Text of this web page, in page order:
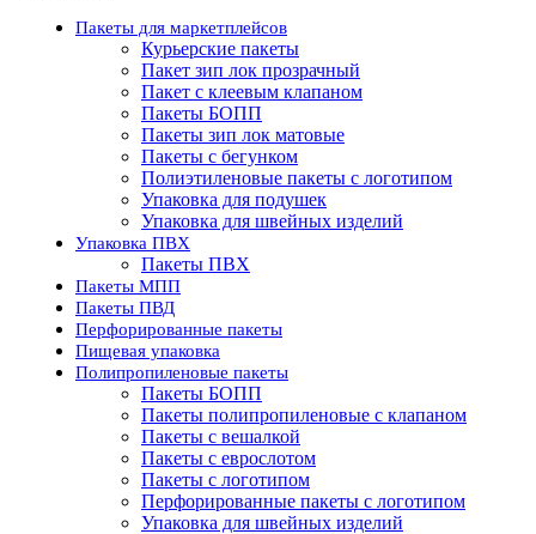
Пакеты для маркетплейсов
Курьерские пакеты
Пакет зип лок прозрачный
Пакет с клеевым клапаном
Пакеты БОПП
Пакеты зип лок матовые
Пакеты с бегунком
Полиэтиленовые пакеты с логотипом
Упаковка для подушек
Упаковка для швейных изделий
Упаковка ПВХ
Пакеты ПВХ
Пакеты МПП
Пакеты ПВД
Перфорированные пакеты
Пищевая упаковка
Полипропиленовые пакеты
Пакеты БОПП
Пакеты полипропиленовые с клапаном
Пакеты с вешалкой
Пакеты с еврослотом
Пакеты с логотипом
Перфорированные пакеты с логотипом
Упаковка для швейных изделий